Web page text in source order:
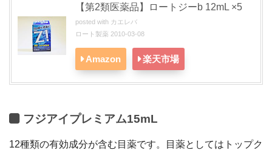
【第2類医薬品】ロートジーb 12mL ×5
posted with カエレバ
ロート製薬 2010-03-08
Amazon 楽天市場
フジアイプレミアム15mL
12種類の有効成分が含む目薬です。目薬としてはトップク